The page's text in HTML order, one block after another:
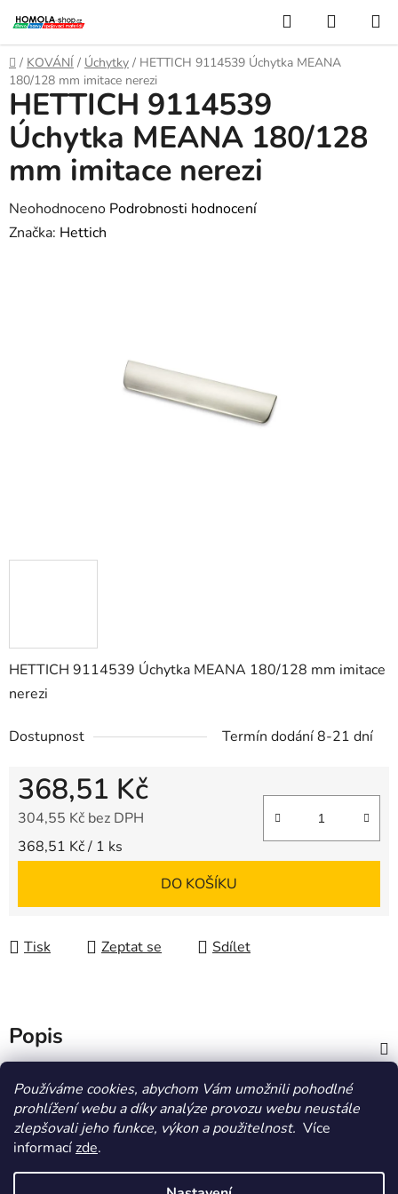
Používáme cookies, abychom Vám umožnili pohodlné
prohlížení webu a díky analýze provozu webu neustále
zlepšovali jeho funkce, výkon a použitelnost. Více
informacízde.
na
obsah
Hledat
KOŠÍK
Domů
/ KOVÁNÍ / Úchytky / HETTICH 9114539 Úchytka MEANA
180/128 mm imitace nerezi
HETTICH 9114539 Úchytka MEANA 180/128 mm imitace
nerezi
Dostupnost Termín dodání 8-21 dní
368,51 Kč
304,55 Kč bez DPH
Měrná cena:
368,51 Kč / 1 ks
DO KOŠÍKU
Tisk Zeptat se Sdílet
HETTICH 9114539
Úchytka MEANA 180/128
mm imitace nerezi
Průměrné
hodnocení
Neohodnoceno Podrobnosti hodnocení
Značka: Hettich
Popis
Diskuze
HOMOLA-shop.cz ZDE NAJDETE VÝDEJNÍ MÍSTO